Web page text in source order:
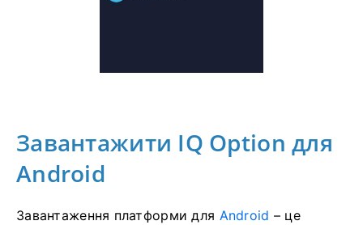
Завантажити IQ Option для
Android
Завантаження платформи для Android – це